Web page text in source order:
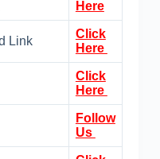
Here
Link
Click
Here
Click
Here
Follow
Us